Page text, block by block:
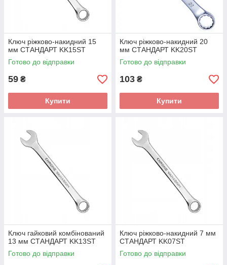
Ключ ріжково-накидний 15
мм СТАНДАРТ KK15ST
Готово до відправки
59 ₴
Купити
Ключ ріжково-накидний 20
мм СТАНДАРТ KK20ST
Готово до відправки
103 ₴
Купити
Ключ гайковий комбінований
13 мм СТАНДАРТ KK13ST
Готово до відправки
Ключ ріжково-накидний 7 мм
СТАНДАРТ KK07ST
Готово до відправки